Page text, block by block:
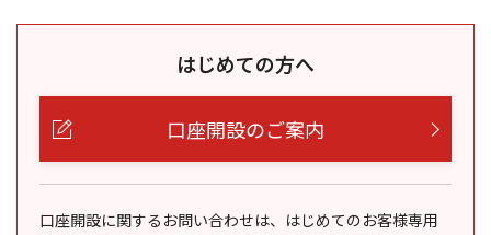
はじめての方へ
口座開設のご案内
口座開設に関するお問い合わせは、はじめてのお客様専用